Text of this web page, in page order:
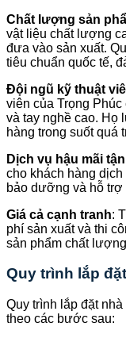
Chất lượng sản
vật liệu chất lượng
đưa vào sản xuất.
tiêu chuẩn quốc tế,
Đội ngũ kỹ thuật
viên của Trọng
và tay nghề cao. Họ
hàng trong suốt quá
Dịch vụ hậu mãi
cho khách hàng
bảo dưỡng và hỗ trợ
Giá cả cạnh tranh:
phí sản xuất và thi
sản phẩm chất
Quy trình lắp
Quy trình lắp đặt
theo các bước sau: